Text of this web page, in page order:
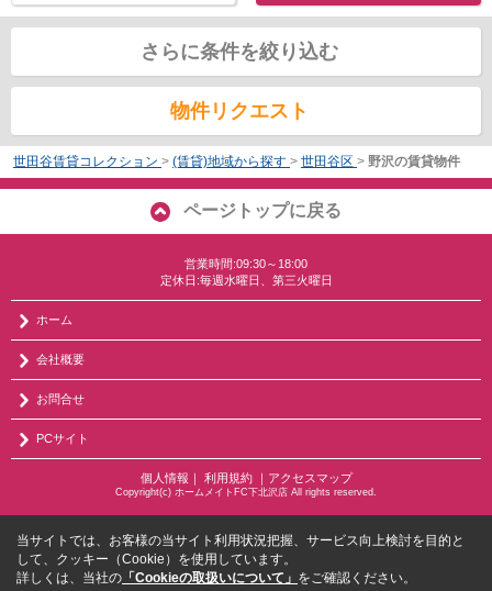
さらに条件を絞り込む
物件リクエスト
世田谷賃貸コレクション > (賃貸)地域から探す > 世田谷区 > 野沢の賃貸物件
ページトップに戻る
営業時間:09:30～18:00
定休日:毎週水曜日、第三火曜日
ホーム
会社概要
お問合せ
PCサイト
個人情報 ｜ 利用規約｜ アクセスマップ
Copyright(c) ホームメイトFC下北沢店 All rights reserved.
当サイトでは、お客様の当サイト利用状況把握、サービス向上検討を目的と
して、クッキー（Cookie）を使用しています。
詳しくは、当社の 「Cookieの取扱いについて」 をご確認ください。